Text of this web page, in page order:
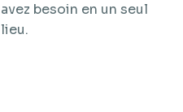
avez besoin en un seul
lieu.